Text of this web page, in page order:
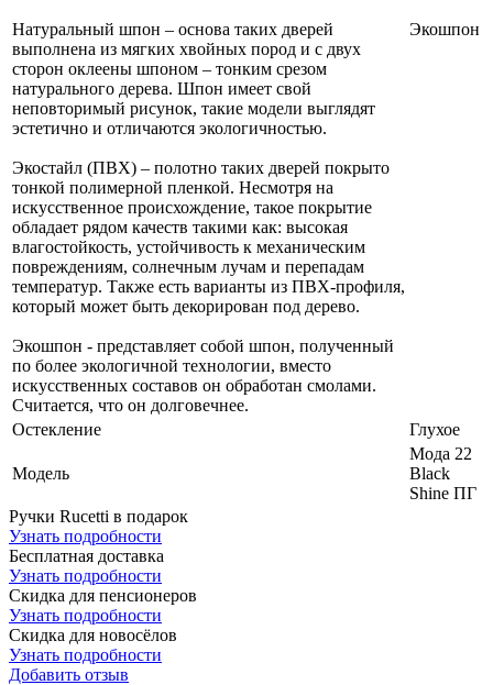
Натуральный шпон – основа таких дверей
выполнена из мягких хвойных пород и с двух
сторон оклеены шпоном – тонким срезом
натурального дерева. Шпон имеет свой
неповторимый рисунок, такие модели выглядят
эстетично и отличаются экологичностью.
Экостайл (ПВХ) – полотно таких дверей покрыто
тонкой полимерной пленкой. Несмотря на
искусственное происхождение, такое покрытие
обладает рядом качеств такими как: высокая
влагостойкость, устойчивость к механическим
повреждениям, солнечным лучам и перепадам
температур. Также есть варианты из ПВХ-профиля,
который может быть декорирован под дерево.
Экошпон - представляет собой шпон, полученный
по более экологичной технологии, вместо
искусственных составов он обработан смолами.
Считается, что он долговечнее.
Экошпон
Остекление Глухое
Модель
Мода 22
Black
Shine ПГ
Ручки Rucetti в подарок
Узнать подробности
Бесплатная доставка
Узнать подробности
Скидка для пенсионеров
Узнать подробности
Скидка для новосёлов
Узнать подробности
Добавить отзыв